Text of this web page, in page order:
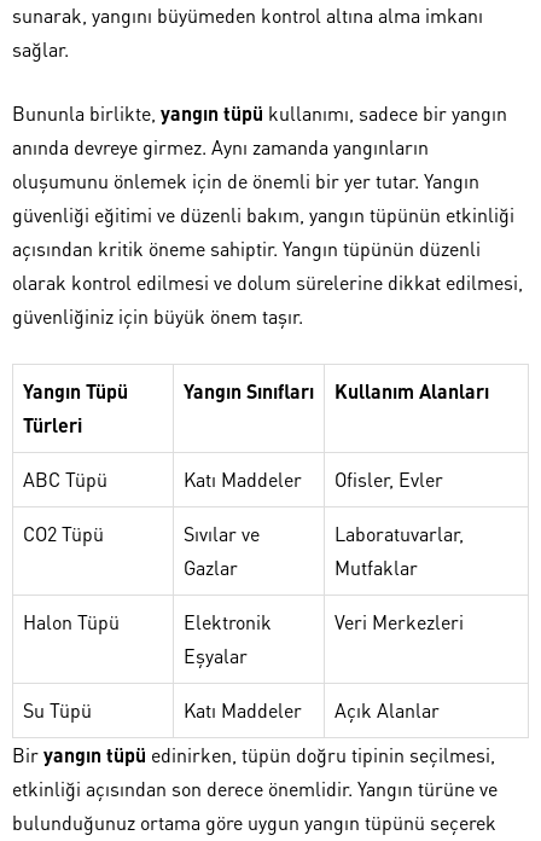
sunarak, yangını büyümeden kontrol altına alma imkanı
sağlar.
Bununla birlikte, yangın tüpü kullanımı, sadece bir yangın
anında devreye girmez. Aynı zamanda yangınların
oluşumunu önlemek için de önemli bir yer tutar. Yangın
güvenliği eğitimi ve düzenli bakım, yangın tüpünün etkinliği
açısından kritik öneme sahiptir. Yangın tüpünün düzenli
olarak kontrol edilmesi ve dolum sürelerine dikkat edilmesi,
güvenliğiniz için büyük önem taşır.
Yangın Tüpü
Türleri
Yangın Sınıfları Kullanım Alanları
ABC Tüpü Katı Maddeler Ofisler, Evler
CO2 Tüpü
Sıvılar ve
Gazlar
Laboratuvarlar,
Mutfaklar
Halon Tüpü
Elektronik
Eşyalar
Veri Merkezleri
Su Tüpü Katı Maddeler
Açık Alanlar
Biryangın tüpü edinirken, tüpün doğru tipinin seçilmesi,
etkinliği açısından son derece önemlidir. Yangın türüne ve
bulunduğunuz ortama göre uygun yangın tüpünü seçerek